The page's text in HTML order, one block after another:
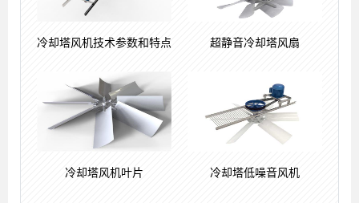
冷却塔风机技术参数和特点 超静音冷却塔风扇
冷却塔风机叶片 冷却塔低噪音风机